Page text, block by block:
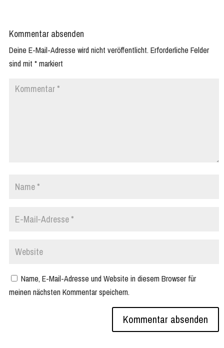
Kommentar absenden
Deine E-Mail-Adresse wird nicht veröffentlicht. Erforderliche Felder
sind mit *markiert
Name, E-Mail-Adresse und Website in diesem Browser für
meinen nächsten Kommentar speichern.